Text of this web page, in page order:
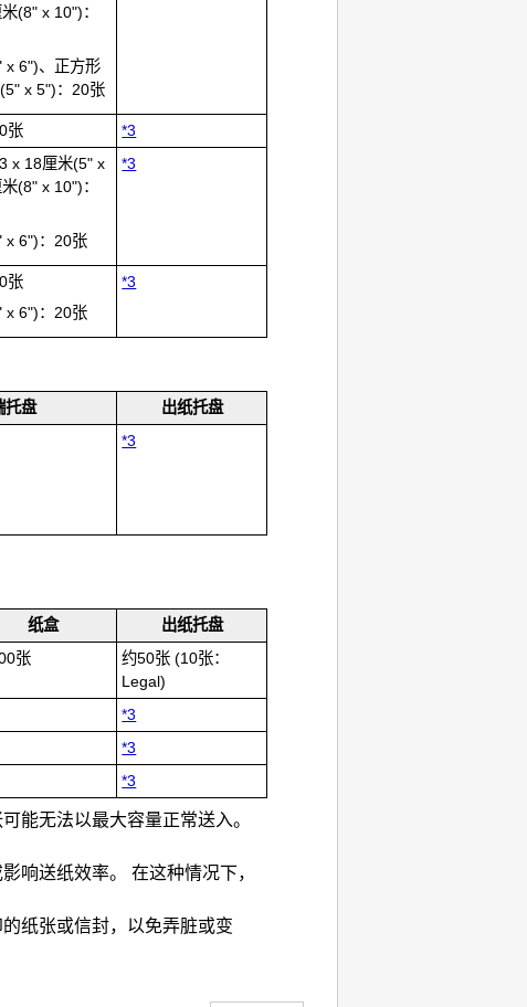
(8" x 10")：
x 6")、正方形
x 5")：20张
张
*3
x 18厘米(5" x
(8" x 10")：
x 6")：20张
*3
张
x 6")：20张
*3
托盘
出纸托盘
*3
纸盒
出纸托盘
张 约50张 (10张：
Legal)
*3
*3
*3
能无法以最大容量正常送入。
响送纸效率。
在这种情况下，
纸张或信封，以免弄脏或变